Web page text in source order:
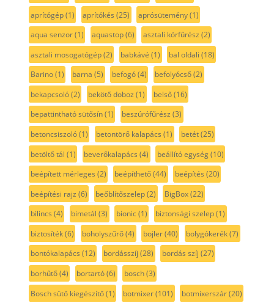
aprítógép(1) aprítókés (25) aprósütemény(1)
aqua senzor(1) aquastop(6) asztali körfűrész (2)
asztali mosogatógép(2) babkávé (1) bal oldali (18)
Barino(1) barna (5) befogó(4) befolyócső(2)
bekapcsoló(2) bekötő doboz (1) belső(16)
bepattintható sütősín(1) beszúrófűrész (3)
betoncsiszoló(1) betontörő kalapács (1) betét(25)
betöltő tál (1) beverőkalapács (4) beállító egység(10)
beépített mérleges (2) beépíthető(44) beépítés (20)
beépítési rajz (6) beőblítőszelep(2) BigBox(22)
bilincs (4) bimetál (3) bionic(1) biztonsági szelep(1)
biztosíték(6) boholyszűrő(4) bojler(40) bolygókerék(7)
bontókalapács (12) bordásszíj (28) bordás szíj (27)
borhűtő(4) bortartó(6) bosch(3)
Bosch sütő kiegészítő(1) botmixer(101) botmixerszár(20)